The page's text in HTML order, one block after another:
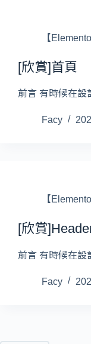
【
[欣賞]首頁
前言 有時候在
Facy
【
[欣賞
前言 有時候在
Facy